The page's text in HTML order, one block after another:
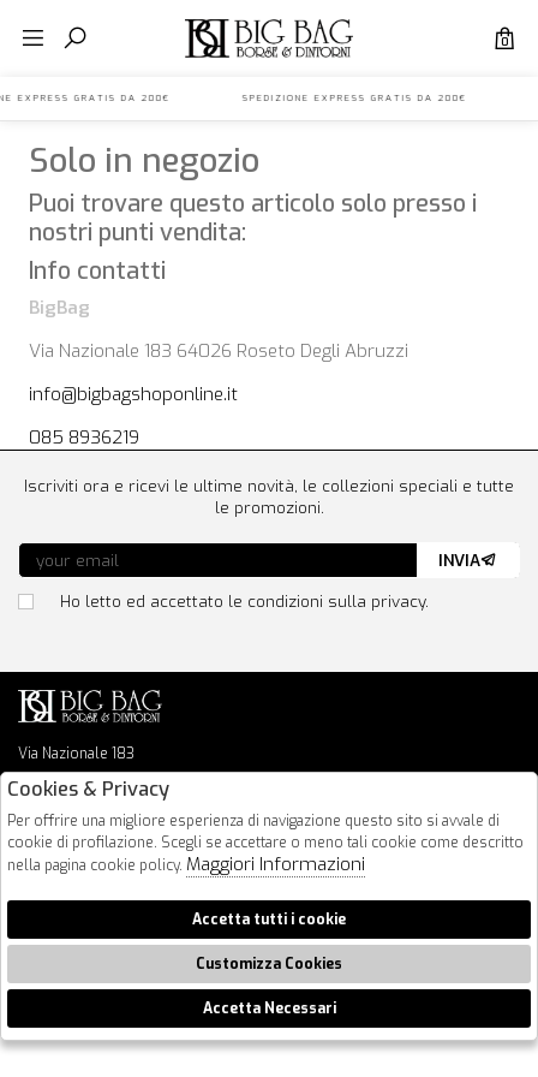
0
EXPRESS GRATIS DA 200€ SPEDIZIONE EXPRESS GRATIS DA
Solo in negozio
Puoi trovare questo articolo solo presso i
nostri punti vendita:
Info contatti
BigBag
Via Nazionale 183 64026 Roseto Degli Abruzzi
info@bigbagshoponline.it
085 8936219
Via Nazionale 183
64026 Roseto Degli Abruzzi
info@bigbagshoponline.it
follow us
Iscriviti ora e ricevi le ultime novità, le collezioni speciali e tutte
le promozioni.
Ho letto ed accettato le condizioni sulla privacy.
INVIA
2026 BigBag - P.iva : 00916940679 Powered by
🍪
Cookies & Privacy
Per offrire una migliore esperienza di navigazione questo sito si avvale di
cookie di profilazione. Scegli se accettare o meno tali cookie come descritto
nella pagina cookie policy. Maggiori Informazioni
Accetta tutti i cookie
Customizza Cookies
Accetta Necessari